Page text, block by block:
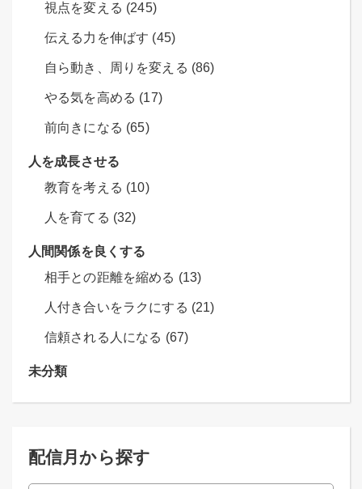
視点を変える (245)
伝える力を伸ばす (45)
自ら動き、周りを変える (86)
やる気を高める (17)
前向きになる (65)
人を成長させる
教育を考える (10)
人を育てる (32)
人間関係を良くする
相手との距離を縮める (13)
人付き合いをラクにする (21)
信頼される人になる (67)
未分類
配信月から探す